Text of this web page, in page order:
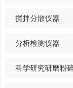
搅拌分散仪器
分析检测仪器
科学研究研磨粉